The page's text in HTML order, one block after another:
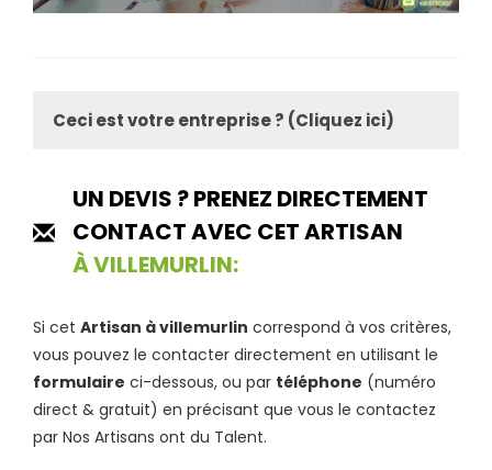
Ceci est votre entreprise ? (Cliquez ici)
UN DEVIS ? PRENEZ DIRECTEMENT
CONTACT AVEC CET ARTISAN
À VILLEMURLIN:
Si cet Artisan à villemurlin correspond à vos critères,
vous pouvez le contacter directement en utilisant le
formulaire ci-dessous, ou par téléphone (numéro
direct & gratuit) en précisant que vous le contactez
par Nos Artisans ont du Talent.